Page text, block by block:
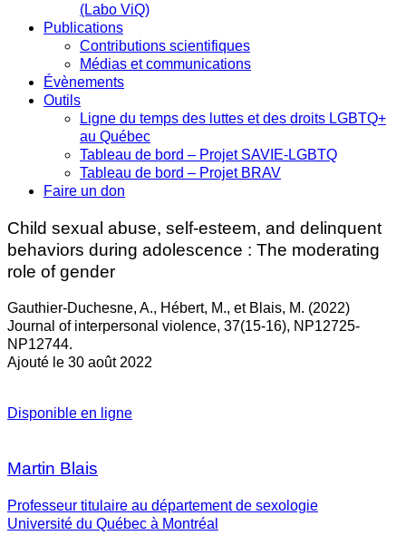
(Labo ViQ)
Publications
Contributions scientifiques
Médias et communications
Évènements
Outils
Ligne du temps des luttes et des droits LGBTQ+
au Québec
Tableau de bord – Projet SAVIE-LGBTQ
Tableau de bord – Projet BRAV
Faire un don
Child sexual abuse, self-esteem, and delinquent
behaviors during adolescence : The moderating
role of gender
Gauthier-Duchesne, A., Hébert, M., et Blais, M. (2022)
Journal of interpersonal violence, 37(15-16), NP12725-
NP12744.
Ajouté le 30 août 2022
Disponible en ligne
Martin Blais
Professeur titulaire au département de sexologie
Université du Québec à Montréal